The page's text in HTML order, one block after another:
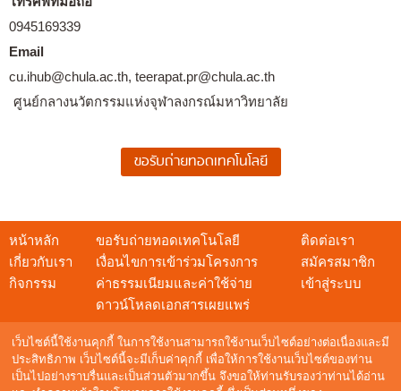
เว็บไซต์นี้ใช้งานคุกกี้ ในการใช้งานสามารถใช้งานเว็บไซต์อย่างต่อเนื่องและมี
ประสิทธิภาพ เว็บไซต์นี้จะมีเก็บค่าคุกกี้ เพื่อให้การใช้งานเว็บไซต์ของท่าน
เป็นไปอย่างราบรื่นและเป็นส่วนตัวมากขึ้น จึงขอให้ท่านรับรองว่าท่านได้อ่าน
0945169339
Email
cu.ihub@chula.ac.th, teerapat.pr@chula.ac.th
ศูนย์กลางนวัตกรรมแห่งจุฬาลงกรณ์มหาวิทยาลัย
หน้าหลัก
เกี่ยวกับเรา
กิจกรรม
ขอรับถ่ายทอดเทคโนโลยี
เงื่อนไขการเข้าร่วมโครงการ
ค่าธรรมเนียมและค่าใช้จ่าย
ดาวน์โหลดเอกสารเผยแพร่
ติดต่อเรา
สมัครสมาชิก
เข้าสู่ระบบ
สอบถามข้อมูล